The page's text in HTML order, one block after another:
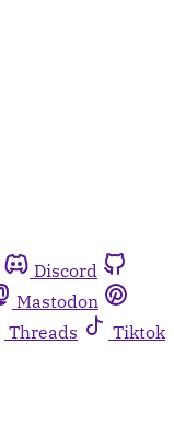
Discord
Mastodon
Threads
Tiktok